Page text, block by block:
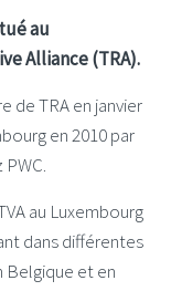
au
Alliance (TRA).
de TRA en janvier
en 2010 par
au Luxembourg
dans différentes
Belgique et en